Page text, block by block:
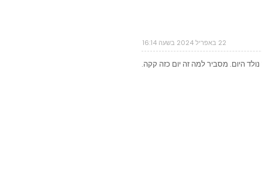
22 באפריל 2024 בשעה 16:14
היום. מסביר למה זה יום כזה קקה.